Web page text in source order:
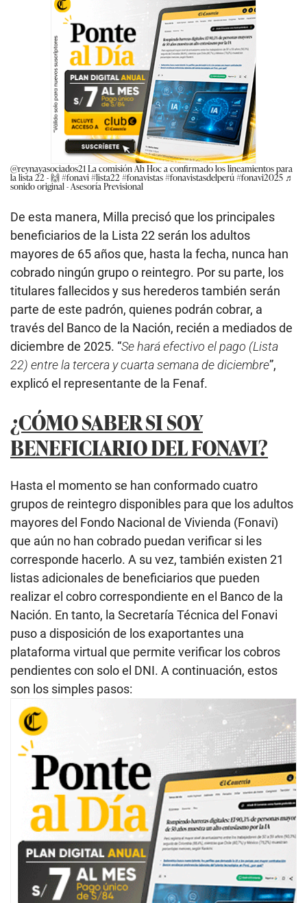
@reynayasociados21La comisión Ah Hoc a confirmado los lineamientos para
la lista 22 - 🙌#fonavi#lista22#fonavistas#fonavistasdelperú#fonavi2025 ♬
sonido original - Asesoría Previsional
De esta manera, Milla precisó que los principales
beneficiarios de la Lista 22 serán los adultos
mayores de 65 años que, hasta la fecha, nunca han
cobrado ningún grupo o reintegro. Por su parte, los
titulares fallecidos y sus herederos también serán
parte de este padrón, quienes podrán cobrar, a
través del Banco de la Nación, recién a mediados de
diciembre de 2025. “Se hará efectivo el pago (Lista
22) entre la tercera y cuarta semana de diciembre”,
explicó el representante de la Fenaf.
¿CÓMO SABER SI SOY
BENEFICIARIO DEL FONAVI?
Hasta el momento se han conformado cuatro
grupos de reintegro disponibles para que los adultos
mayores del Fondo Nacional de Vivienda (Fonavi)
que aún no han cobrado puedan verificar si les
corresponde hacerlo. A su vez, también existen 21
listas adicionales de beneficiarios que pueden
realizar el cobro correspondiente en el Banco de la
Nación. En tanto, la Secretaría Técnica del Fonavi
puso a disposición de los exaportantes una
plataforma virtual que permite verificar los cobros
pendientes con solo el DNI. A continuación, estos
son los simples pasos: